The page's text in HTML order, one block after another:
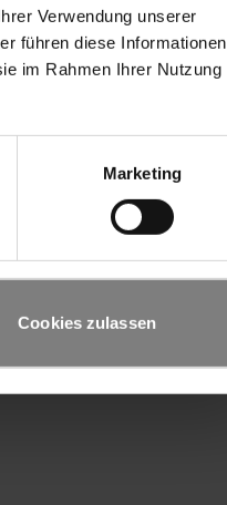
Verwendung unserer
führen diese Informationen
im Rahmen Ihrer Nutzung
Marketing
Cookies zulassen